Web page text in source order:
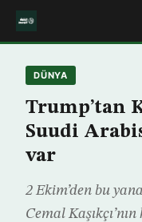
DÜNYA
Trump’tan
Suudi
var
2 Ekim’den bu
Cemal